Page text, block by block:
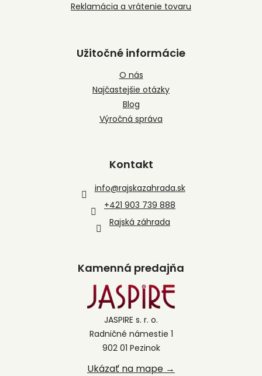
Reklamácia a vrátenie tovaru
Užitočné informácie
O nás
Najčastejšie otázky
Blog
Výročná správa
Kontakt
info@rajskazahrada.sk
+421 903 739 888
Rajská záhrada
Kamenná predajňa
JASPIRE s. r. o.
Radničné námestie 1
902 01 Pezinok
Ukázať na mape →